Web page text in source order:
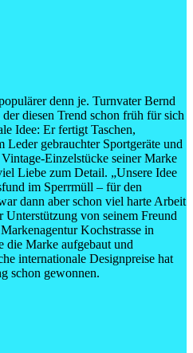
denn je. Turnvater Bernd
diesen Trend schon früh für sich
Idee: Er fertigt Taschen,
Leder gebrauchter Sportgeräte und
Einzelstücke seiner Marke
Liebe zum Detail. „Unsere Idee
im Sperrmüll – für den
dann aber schon viel harte Arbeit
Unterstützung von seinem Freund
Kochstrasse in
die Marke aufgebaut und
internationale Designpreise hat
schon gewonnen.